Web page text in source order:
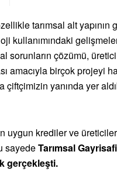
tarımsal alt
kullanımındaki
sorunların çözümü,
amacıyla birçok projeyi
yanında yer
uygun krediler ve
sayedeTarımsal
gerçekleşti.